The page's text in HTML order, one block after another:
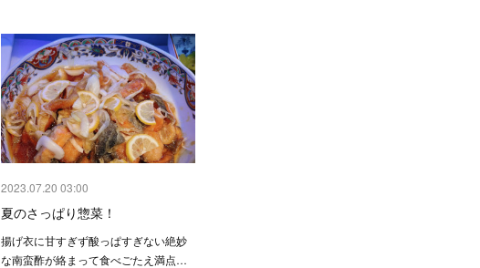
2023.07.20 03:00
夏のさっぱり惣菜！
揚げ衣に甘すぎず酸っぱすぎない絶妙
な南蛮酢が絡まって食べごたえ満点…